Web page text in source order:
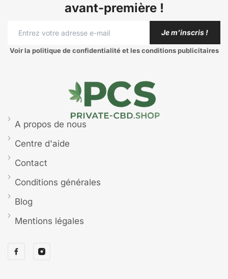
avant-première !
Je m’inscris !
Voir la politique de confidentialité et les conditions publicitaires
A propos de nous
Centre d'aide
Contact
Conditions générales
Blog
Mentions légales